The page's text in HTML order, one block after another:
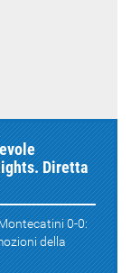
Diretta
0-0:
della